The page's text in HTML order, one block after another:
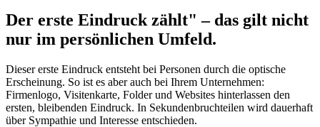
Der erste Eindruck zählt" – das gilt nicht
nur im persönlichen Umfeld.
Dieser erste Eindruck entsteht bei Personen durch die optische
Erscheinung. So ist es aber auch bei Ihrem Unternehmen:
Firmenlogo, Visitenkarte, Folder und Websites hinterlassen den
ersten, bleibenden Eindruck. In Sekundenbruchteilen wird dauerhaft
über Sympathie und Interesse entschieden.